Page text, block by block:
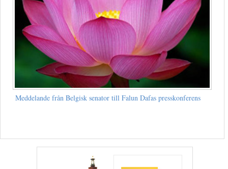
Meddelande från Belgisk senator till Falun Dafas presskonferens